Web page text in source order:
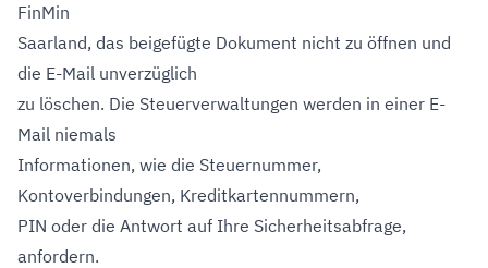
FinMin
Saarland, das beigefügte Dokument nicht zu öffnen und
die E-Mail unverzüglich
zu löschen. Die Steuerverwaltungen werden in einer E-
Mail niemals
Informationen, wie die Steuernummer,
Kontoverbindungen, Kreditkartennummern,
PIN oder die Antwort auf Ihre Sicherheitsabfrage,
anfordern.